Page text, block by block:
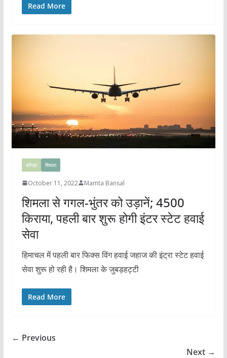
Read More
काँगड़ा शिमला
October 11, 2022 Mamta Bansal
शिमला से गगल-भुंतर को उड़ानें; 4500
किराया, पहली बार शुरू होगी इंटर स्टेट हवाई
सेवा
हिमाचल में पहली बार फिक्स विंग हवाई जहाज की इंट्रा स्टेट हवाई
सेवा शुरू हो रही है। शिमला के जुबड़हट्टी
Read More
← Previous
Next →